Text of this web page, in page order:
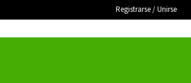
Registrarse / Unirse